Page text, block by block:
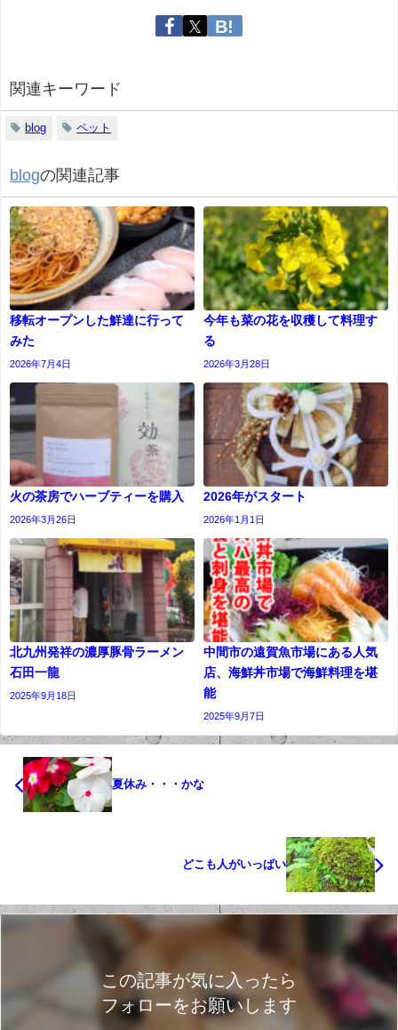
関連キーワード
blog ペット
blogの関連記事
移転オープンした鮮達に行って
みた
2026年7月4日
今年も菜の花を収穫して料理す
る
2026年3月28日
火の茶房でハーブティーを購入
2026年3月26日
2026年がスタート
2026年1月1日
北九州発祥の濃厚豚骨ラーメン
石田一龍
2025年9月18日
中間市の遠賀魚市場にある人気
店、海鮮丼市場で海鮮料理を堪
能
2025年9月7日
夏休み・・・かな
どこも人がいっぱい
この記事が気に入ったら
フォローをお願いします